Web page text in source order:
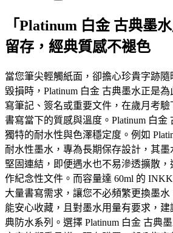
「Platinum 白金 古典墨
留存，經典質感不褪色
當您筆尖輕觸紙面，卻擔心珍貴字跡
毀損時，Platinum 白金 古典墨水正是
寫筆記、簽名或重要文件，在歲月考
書寫當下的質感與溫度。Platinum 白金
獨特的耐水性與色澤穩定度。例如
耐水性墨水，專為長期保存設計，其
堅固連結，即便遇水也不易滲透擴散
作紀念性文件。而容量達 60ml 的
大量書寫需求，讓您不必頻繁更換墨
能安心收藏，且對墨水用量有要求，
典防水系列。選擇 Platinum 白金 古典